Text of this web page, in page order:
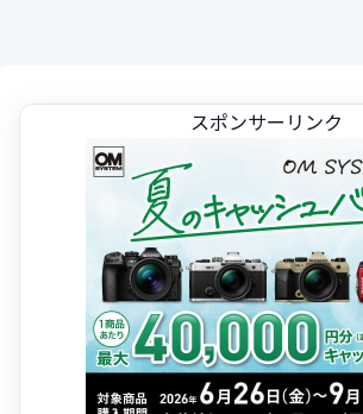
スポンサーリンク